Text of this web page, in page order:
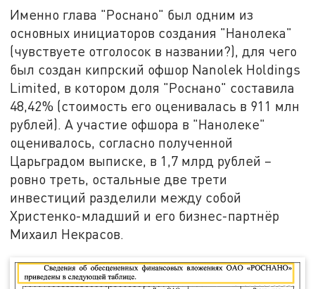
Именно глава "Роснано" был одним из
основных инициаторов создания "Нанолека"
(чувствуете отголосок в названии?), для чего
был создан кипрский офшор Nanolek Holdings
Limited, в котором доля "Роснано" составила
48,42% (стоимость его оценивалась в 911 млн
рублей). А участие офшора в "Нанолеке"
оценивалось, согласно полученной
Царьградом выписке, в 1,7 млрд рублей –
ровно треть, остальные две трети
инвестиций разделили между собой
Христенко-младший и его бизнес-партнёр
Михаил Некрасов.